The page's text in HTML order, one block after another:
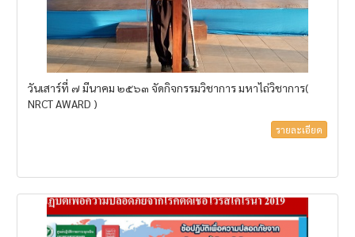
วันเสาร์ที่ ๗ มีนาคม ๒๕๖๓ จัดกิจกรรมวิชาการ มหาไถ่วิชาการ(
NRCT AWARD )
รายละเอียด